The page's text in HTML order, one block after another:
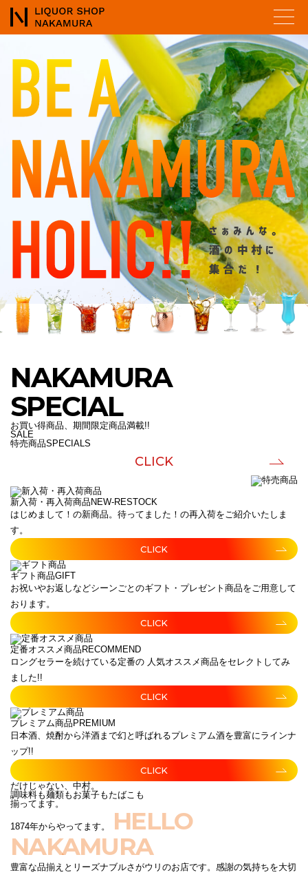
NAKAMURA
SPECIAL
お買い得商品、期間限定商品満載!!
SALE
特売商品SPECIALS
CLICK
新入荷・再入荷商品 NEW-RESTOCK
はじめまして！の新商品。待ってました！の再入荷をご紹介いたしま
す。
CLICK
ギフト商品GIFT
お祝いやお返しなどシーンごとのギフト・プレゼント商品をご用意して
おります。
CLICK
定番オススメ商品 RECOMMEND
ロングセラーを続けている定番の 人気オススメ商品をセレクトしてみ
ました!!
CLICK
プレミアム商品 PREMIUM
日本酒、焼酎から洋酒まで幻と呼ばれるプレミアム酒を豊富にラインナ
ップ!!
CLICK
だけじゃない、中村。
調味料も麺類もお菓子もたばこも
揃ってます。
1874年からやってます。
HELLO
NAKAMURA
豊富な品揃えとリーズナブルさがウリのお店です。感謝の気持ちを大切